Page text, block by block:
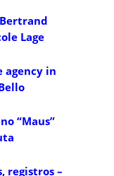
Lage
in
“Maus”
registros –